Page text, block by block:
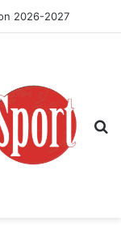
2026-2027